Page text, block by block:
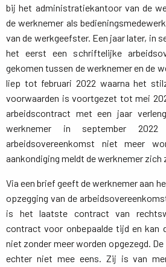
bij het administratiekantoor van de
de werknemer als
van de werkgeefster. Een jaar later, in
het eerst een schriftelijke
gekomen tussen de werknemer en de
liep tot februari 2022 waarna het
voorwaarden is voortgezet tot mei
arbeidscontract met een jaar
werknemer in september
arbeidsovereenkomst niet meer
aankondiging meldt de werknemer zich
Via een brief geeft de werknemer aan
opzegging van de
is het laatste contract van
contract voor onbepaalde tijd en kan
niet zonder meer worden opgezegd.
echter niet mee eens. Zij is van